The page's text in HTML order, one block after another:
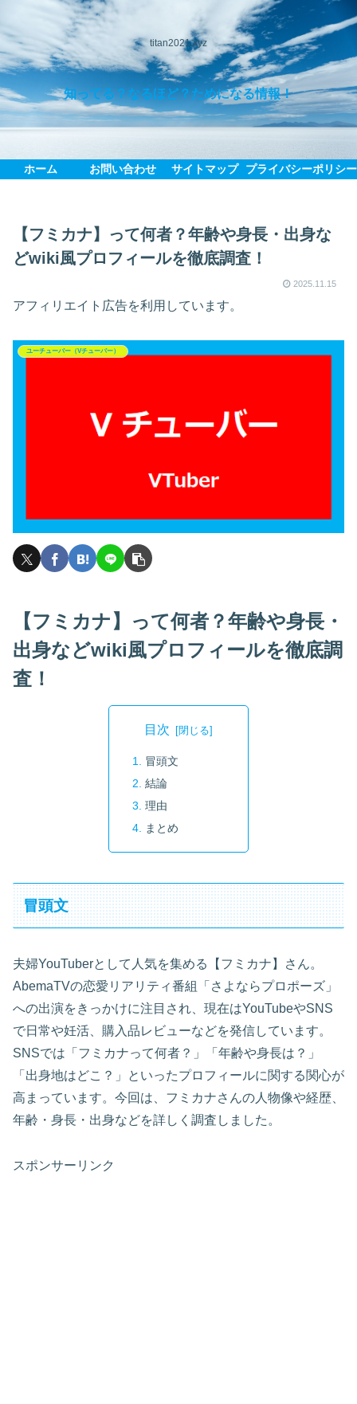
titan2021.xyz
知ってる？なるほど？ためになる情報！
ホーム お問い合わせ サイトマップ プライバシーポリシー
【フミカナ】って何者？年齢や身長・出身な
どwiki風プロフィールを徹底調査！
2025.11.15
アフィリエイト広告を利用しています。
ユーチューバー（Vチューバー）
【フミカナ】って何者？年齢や身長・
出身などwiki風プロフィールを徹底調
査！
目次
冒頭文
結論
理由
まとめ
冒頭文
夫婦YouTuberとして人気を集める【フミカナ】さん。
AbemaTVの恋愛リアリティ番組「さよならプロポーズ」
への出演をきっかけに注目され、現在はYouTubeやSNS
で日常や妊活、購入品レビューなどを発信しています。
SNSでは「フミカナって何者？」「年齢や身長は？」
「出身地はどこ？」といったプロフィールに関する関心が
高まっています。今回は、フミカナさんの人物像や経歴、
年齢・身長・出身などを詳しく調査しました。
スポンサーリンク